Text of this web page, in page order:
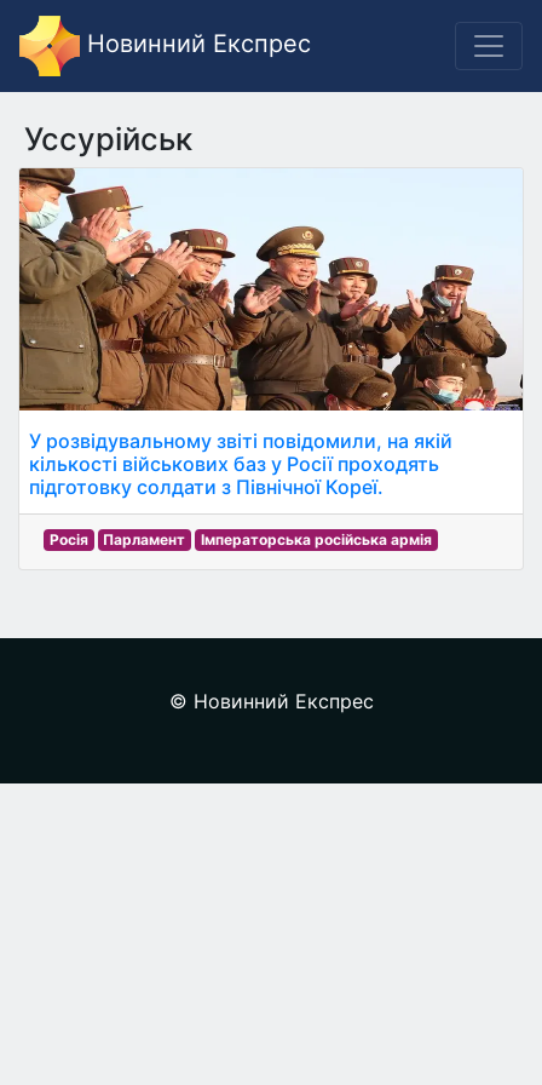
Новинний Експрес
Уссурійськ
У розвідувальному звіті повідомили, на якій
кількості військових баз у Росії проходять
підготовку солдати з Північної Кореї.
Росія Парламент Імператорська російська армія
© Новинний Експрес